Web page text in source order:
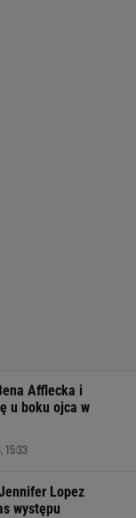
Afflecka i
u boku ojca w
15:33
Lopez
występu